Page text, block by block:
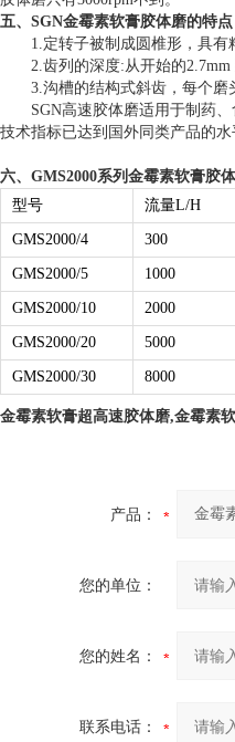
五、SGN金霉素软膏胶体磨的特点
1.定转子被制成圆椎形，具有
2.齿列的深度:从开始的2.7mm
3.沟槽的结构式斜齿，每个磨
SGN高速胶体磨适用于制药、
技术指标已达到国外同类产品的水
六、GMS2000系列金霉素软膏胶
型号
流量L/H
GMS2000/4 300
GMS2000/5 1000
GMS2000/10 2000
GMS2000/20 5000
GMS2000/30 8000
金霉素软膏超高速胶体磨,金霉素
产品：
您的单位：
您的姓名：
联系电话：